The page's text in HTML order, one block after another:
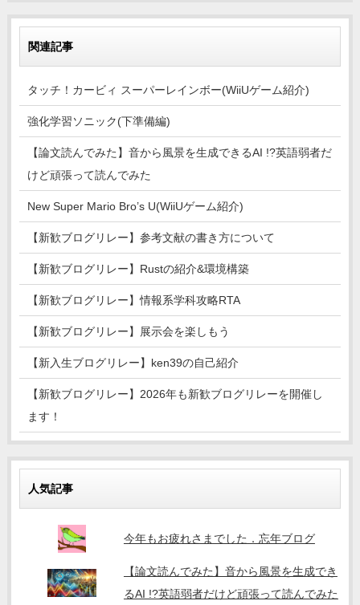
関連記事
タッチ！カービィ スーパーレインボー(WiiUゲーム紹介)
強化学習ソニック(下準備編)
【論文読んでみた】音から風景を生成できるAI !?英語弱者だ
けど頑張って読んでみた
New Super Mario Bro’s U(WiiUゲーム紹介)
【新歓ブログリレー】参考文献の書き方について
【新歓ブログリレー】Rustの紹介&環境構築
【新歓ブログリレー】情報系学科攻略RTA
【新歓ブログリレー】展示会を楽しもう
【新入生ブログリレー】ken39の自己紹介
【新歓ブログリレー】2026年も新歓ブログリレーを開催し
ます！
人気記事
今年もお疲れさまでした．忘年ブログ
【論文読んでみた】音から風景を生成でき
るAI !?英語弱者だけど頑張って読んでみた